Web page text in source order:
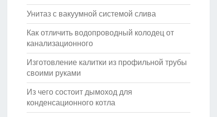
Унитаз с вакуумной системой слива
Как отличить водопроводный колодец от
канализационного
Изготовление калитки из профильной трубы
своими руками
Из чего состоит дымоход для
конденсационного котла